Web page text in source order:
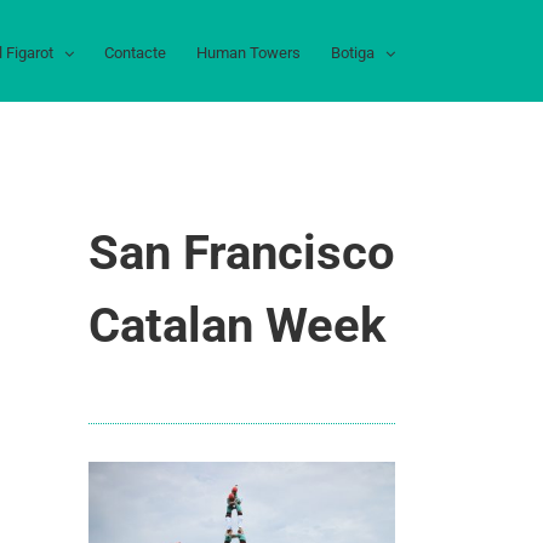
Figarot Contacte Human Towers Botiga
San Francisco
Catalan Week